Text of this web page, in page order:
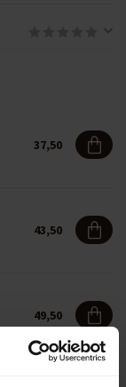
37,50
43,50
49,50